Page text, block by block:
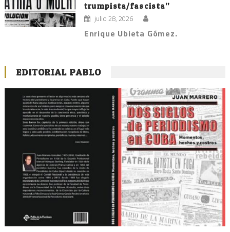
trumpista/fascista”
julio 28, 2026
Enrique Ubieta Gómez.
EDITORIAL PABLO